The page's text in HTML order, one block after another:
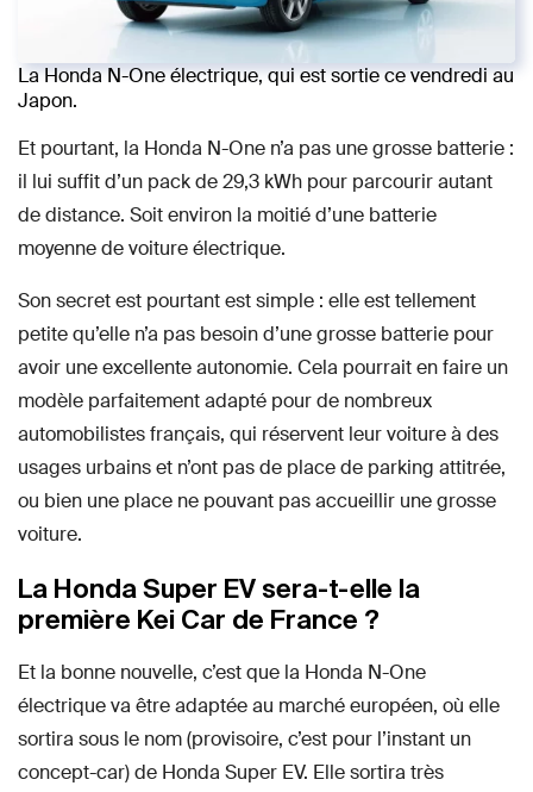
La Honda N-One électrique, qui est sortie ce vendredi au
Japon.
Et pourtant, la Honda N-One n’a pas une grosse batterie :
il lui suffit d’un pack de 29,3 kWh pour parcourir autant
de distance. Soit environ la moitié d’une batterie
moyenne de voiture électrique.
Son secret est pourtant est simple : elle est tellement
petite qu’elle n’a pas besoin d’une grosse batterie pour
avoir une excellente autonomie. Cela pourrait en faire un
modèle parfaitement adapté pour de nombreux
automobilistes français, qui réservent leur voiture à des
usages urbains et n’ont pas de place de parking attitrée,
ou bien une place ne pouvant pas accueillir une grosse
voiture.
La Honda Super EV sera-t-elle la
première Kei Car de France ?
Et la bonne nouvelle, c’est que la Honda N-One
électrique va être adaptée au marché européen, où elle
sortira sous le nom (provisoire, c’est pour l’instant un
concept-car) de Honda Super EV. Elle sortira très